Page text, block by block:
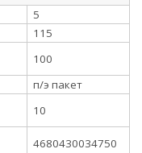
5
115
100
п/э пакет
10
4680430034750